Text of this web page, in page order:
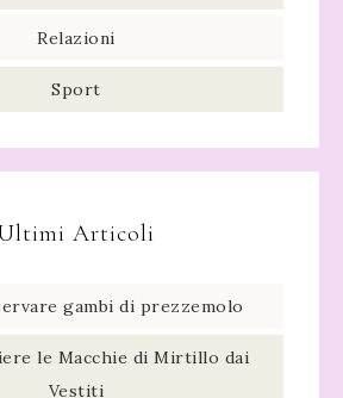
Relazioni
Sport
Articoli
gambi di prezzemolo​
le Macchie di Mirtillo dai
Vestiti